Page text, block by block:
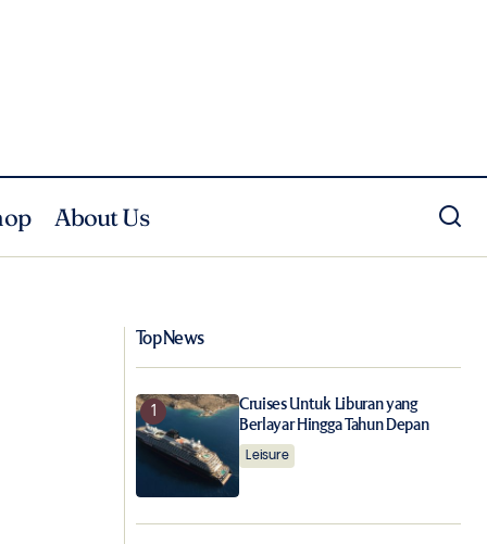
About Us
Top News
Cruises Untuk Liburan yang
Berlayar Hingga Tahun Depan
Leisure